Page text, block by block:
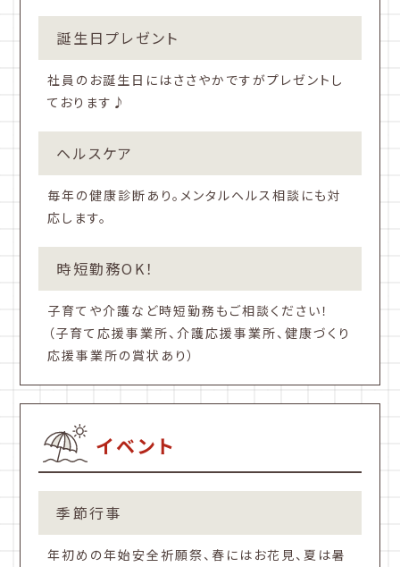
誕生日プレゼント
社員のお誕生日にはささやかですがプレゼントし
ております♪
ヘルスケア
毎年の健康診断あり。メンタルヘルス相談にも対
応します。
時短勤務OK！
子育てや介護など時短勤務もご相談ください！
（子育て応援事業所、介護応援事業所、健康づくり
応援事業所の賞状あり）
イベント
季節行事
年初めの年始安全祈願祭、春にはお花見、夏は暑